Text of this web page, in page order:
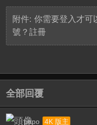
附件: 你需要登入才可
號？ 註冊
全部回覆
popo 4K 版主